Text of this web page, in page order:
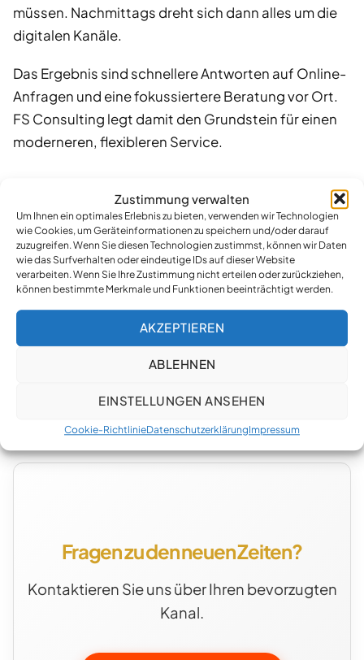
Zustimmung verwalten
Um Ihnen ein optimales Erlebnis zu bieten, verwenden wir Technologien
wie Cookies, um Geräteinformationen zu speichern und/oder darauf
zuzugreifen. Wenn Sie diesen Technologien zustimmst, können wir Daten
wie das Surfverhalten oder eindeutige IDs auf dieser Website
verarbeiten. Wenn Sie Ihre Zustimmung nicht erteilen oder zurückziehen,
können bestimmte Merkmale und Funktionen beeinträchtigt werden.
AKZEPTIEREN
ABLEHNEN
EINSTELLUNGEN ANSEHEN
Cookie-RichtlinieDatenschutzerklärungImpressum
müssen. Nachmittags dreht sich dann alles um die
digitalen Kanäle.
Das Ergebnis sind schnellere Antworten auf Online-
Anfragen und eine fokussiertere Beratung vor Ort.
FS Consulting legt damit den Grundstein für einen
moderneren, flexibleren Service.
Das bedeutet für Sie
Für Kunden ändert sich im Alltag wenig. Wer einen
Termin im Büro braucht,Vereinbart einen Termin
onlineoder kommt einfach zwischen 9 und 15 Uhr
vorbei. Wer lieber digital kommuniziert, kann das wie
gewohnt tun und profitiert künftig von schnelleren
Reaktionszeiten. Die Kontaktdaten bleiben gleich,
die Erreichbarkeit wird sogar besser. FS Consulting
Bankkonten, Führerscheine und alle
Behördengänge in Thailand.
Fragen zu den neuen Zeiten?
Kontaktieren Sie uns über Ihren bevorzugten
Kanal.